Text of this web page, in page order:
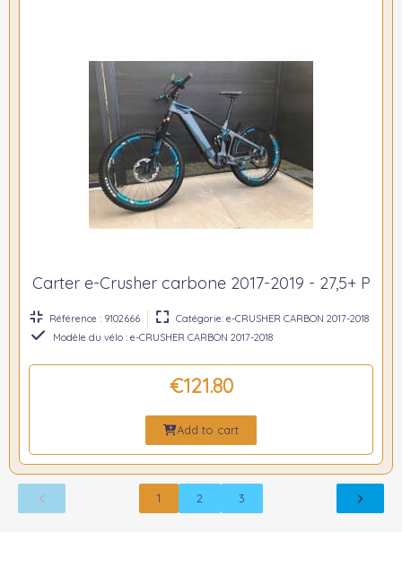
Carter e-Crusher carbone 2017-2019 - 27,5+ P
Référence : 9102666
Catégorie: e-CRUSHER CARBON 2017-2018
Modèle du vélo : e-CRUSHER CARBON 2017-2018
€121.80
Add to cart
1 2 3